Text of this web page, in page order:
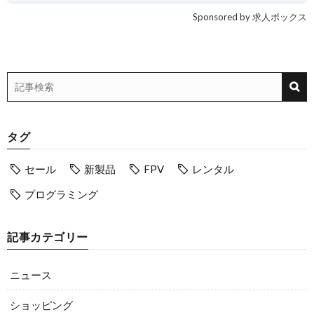
Sponsored by 求人ボックス
タグ
セール 新製品 FPV
レンタル
プログラミング
記事カテゴリー
ニュース
ショッピング